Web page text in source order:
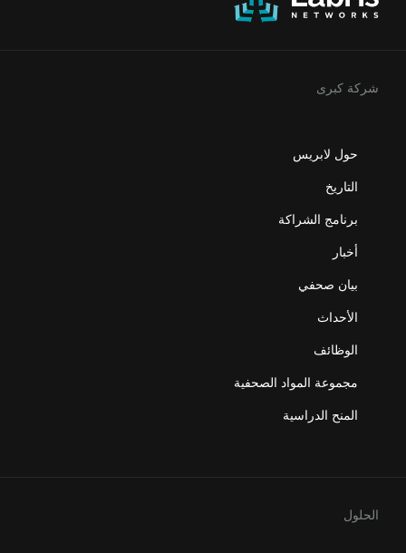
شركة كبرى
حول لابريس
التاريخ
برنامج الشراكة
أخبار
بيان صحفي
الأحداث
الوظائف
مجموعة المواد الصحفية
المنح الدراسية
الحلول